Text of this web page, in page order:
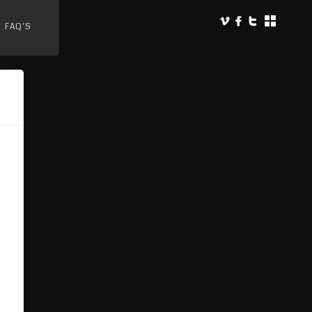
FAQ’S